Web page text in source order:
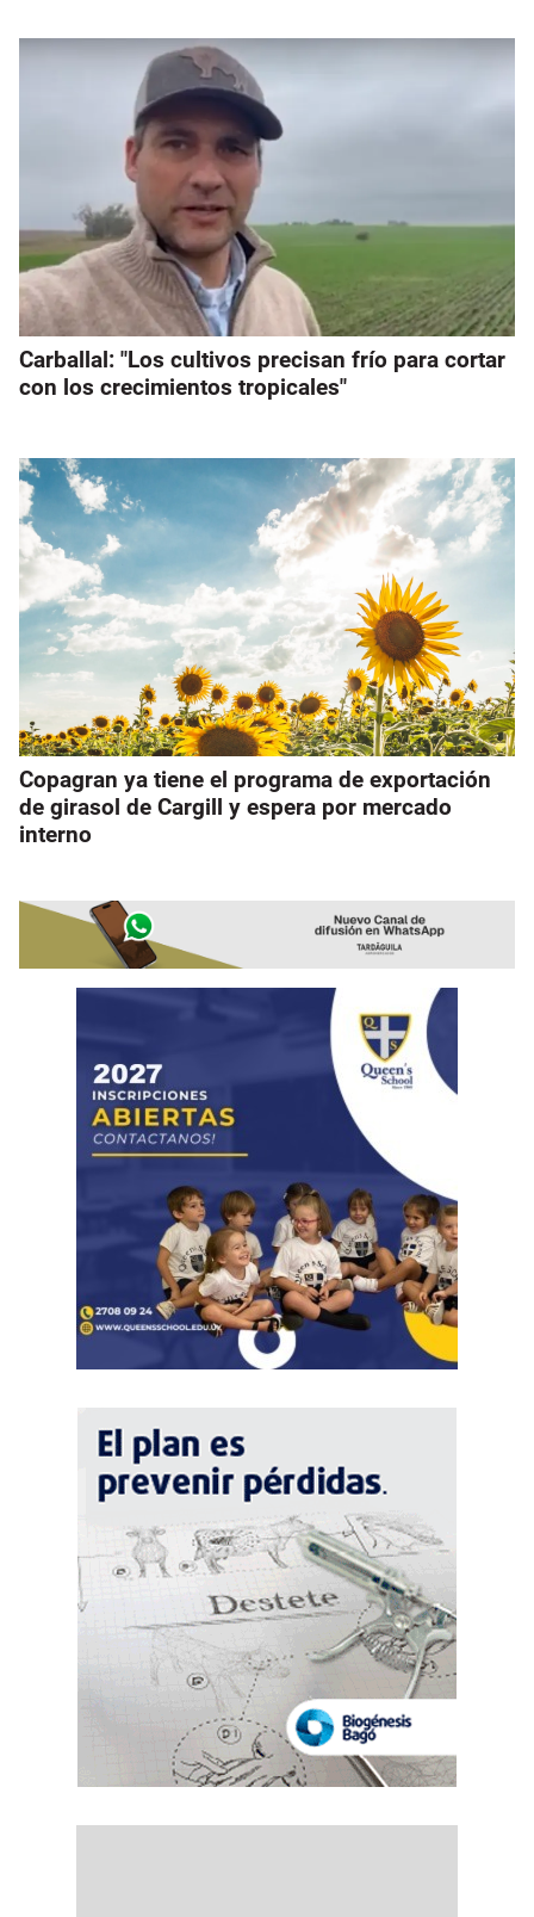
Carballal: "Los cultivos precisan frío para cortar
con los crecimientos tropicales"
Copagran ya tiene el programa de exportación
de girasol de Cargill y espera por mercado
interno